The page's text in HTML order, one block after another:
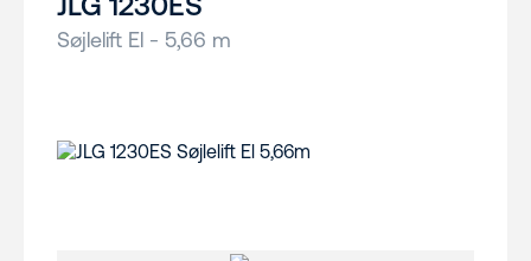
Søjlelift El - 5,66 m